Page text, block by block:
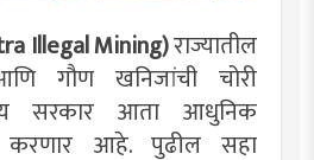
Illegal Mining)राज्यातील
गौण खनिजांची चोरी
सरकार आता आधुनिक
करणार आहे. पुढील सहा